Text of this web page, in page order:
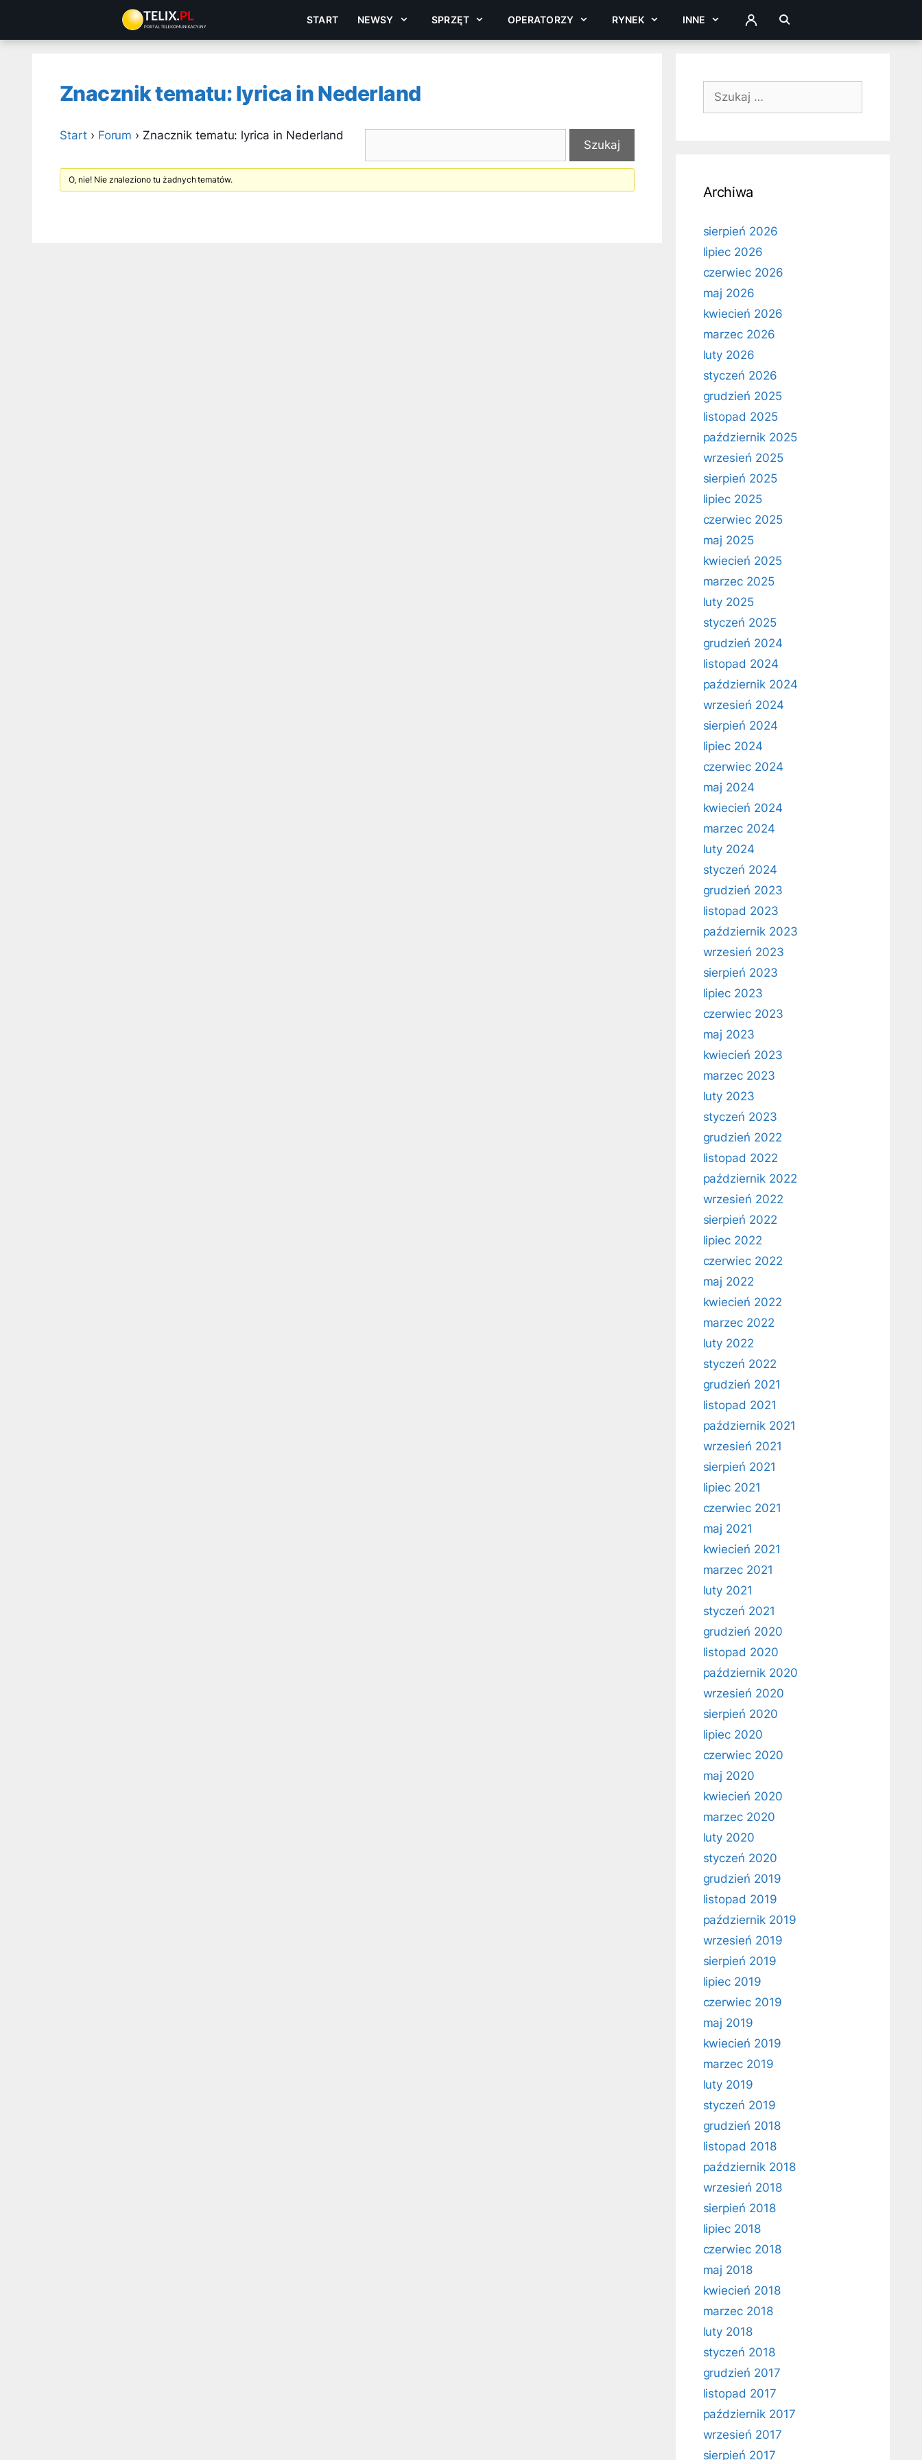
treści
START NEWSY SPRZĘT OPERATORZY RYNEK INNE ZALOGUJ
Znacznik tematu: lyrica in Nederland
Start › Forum › Znacznik tematu: lyrica in Nederland
O, nie! Nie znaleziono tu żadnych tematów.
Szukaj:
Archiwa
sierpień 2026
lipiec 2026
czerwiec 2026
maj 2026
kwiecień 2026
marzec 2026
luty 2026
styczeń 2026
grudzień 2025
listopad 2025
październik 2025
wrzesień 2025
sierpień 2025
lipiec 2025
czerwiec 2025
maj 2025
kwiecień 2025
marzec 2025
luty 2025
styczeń 2025
grudzień 2024
listopad 2024
październik 2024
wrzesień 2024
sierpień 2024
lipiec 2024
czerwiec 2024
maj 2024
kwiecień 2024
marzec 2024
luty 2024
styczeń 2024
grudzień 2023
listopad 2023
październik 2023
wrzesień 2023
sierpień 2023
lipiec 2023
czerwiec 2023
maj 2023
kwiecień 2023
marzec 2023
luty 2023
styczeń 2023
grudzień 2022
listopad 2022
październik 2022
wrzesień 2022
sierpień 2022
lipiec 2022
czerwiec 2022
maj 2022
kwiecień 2022
marzec 2022
luty 2022
styczeń 2022
grudzień 2021
listopad 2021
październik 2021
wrzesień 2021
sierpień 2021
lipiec 2021
czerwiec 2021
maj 2021
kwiecień 2021
marzec 2021
luty 2021
styczeń 2021
grudzień 2020
listopad 2020
październik 2020
wrzesień 2020
sierpień 2020
lipiec 2020
czerwiec 2020
maj 2020
kwiecień 2020
marzec 2020
luty 2020
styczeń 2020
grudzień 2019
listopad 2019
październik 2019
wrzesień 2019
sierpień 2019
lipiec 2019
czerwiec 2019
maj 2019
kwiecień 2019
marzec 2019
luty 2019
styczeń 2019
grudzień 2018
listopad 2018
październik 2018
wrzesień 2018
sierpień 2018
lipiec 2018
czerwiec 2018
maj 2018
kwiecień 2018
marzec 2018
luty 2018
styczeń 2018
grudzień 2017
listopad 2017
październik 2017
wrzesień 2017
sierpień 2017